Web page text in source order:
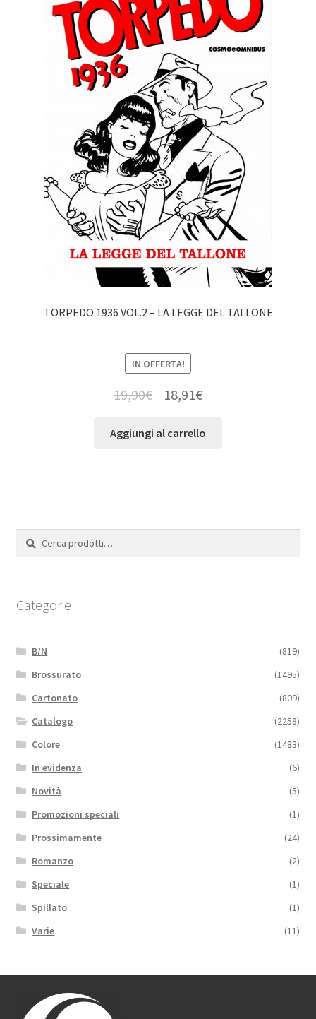
TORPEDO 1936 VOL.2 – LA LEGGE DEL TALLONE
IN OFFERTA!
19,90€ 18,91€
Aggiungi al carrello
Cerca:
Cerca
Categorie
B/N
(819)
Brossurato
(1495)
Cartonato
(809)
Catalogo
(2258)
Colore
(1483)
In evidenza
(6)
Novità
(5)
Promozioni speciali
(1)
Prossimamente
(24)
Romanzo
(2)
Speciale
(1)
Spillato
(1)
Varie
(11)